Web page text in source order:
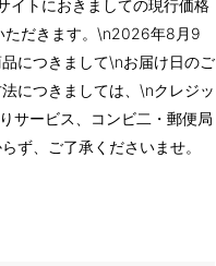
トにおきましての現行価格
だきます。\n2026年8月9
につきまして\nお届け日のご
につきましては、\nクレジッ
サービス、コンビ二・郵便局
ず、ご了承くださいませ。